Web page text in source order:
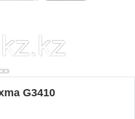
G3410